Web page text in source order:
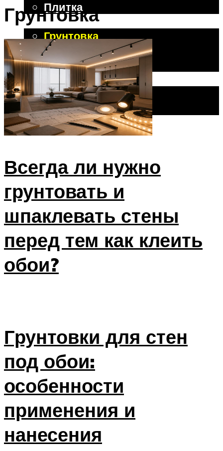
Плитка
Отделочные работы
Грунтовка
Шпаклевка
Штукатурка
Внешняя отделка
Фасад
Цоколь, фундамент
Грунтовка
Всегда ли нужно
грунтовать и
шпаклевать стены
перед тем как клеить
обои?
Грунтовки для стен
под обои:
особенности
применения и
нанесения